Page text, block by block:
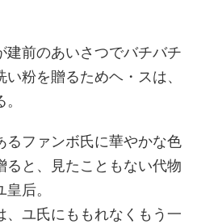
前のあいさつでバチバチ
粉を贈るためヘ・スは、
るファンボ氏に華やかな色
と、見たこともない代物
后。
ユ氏にももれなくもう一